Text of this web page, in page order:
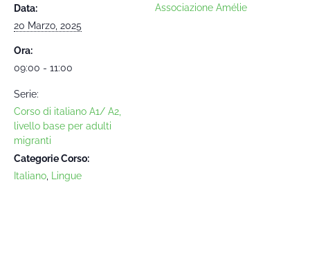
Data:
20 Marzo, 2025
Ora:
09:00 - 11:00
Serie:
Corso di italiano A1/ A2,
livello base per adulti
migranti
Categorie Corso:
Italiano
Lingue
Associazione Amélie